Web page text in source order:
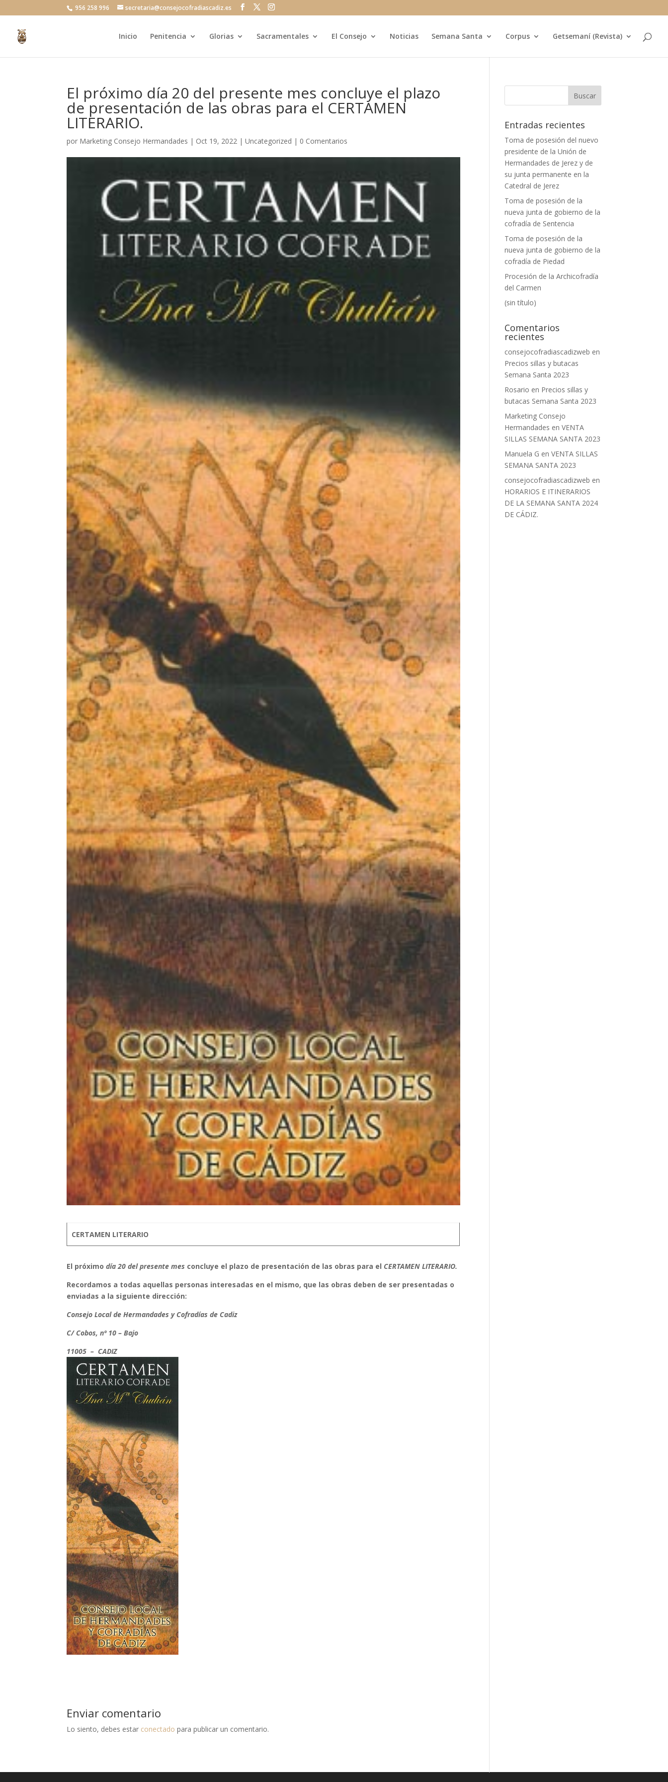
956 258 996 secretaria@consejocofradiascadiz.es
Inicio Penitencia Glorias Sacramentales El Consejo Noticias Semana Santa Corpus Getsemaní (Revista)
El próximo día 20 del presente mes concluye el plazo
de presentación de las obras para el CERTAMEN
LITERARIO.
por Marketing Consejo Hermandades | Oct 19, 2022 |Uncategorized | 0 Comentarios
CERTAMEN LITERARIO
El próximodía 20 del presente mes concluye el plazo de presentación de las obras para el CERTAMEN LITERARIO.
Recordamos a todas aquellas personas interesadas en el mismo, que las obras deben de ser presentadas o
enviadas a la siguiente dirección:
Consejo Local de Hermandades y Cofradías de Cadiz
C/ Cobos, nº 10 – Bajo
11005 – CADIZ
Enviar comentario
Lo siento, debes estar conectado para publicar un comentario.
Entradas recientes
Toma de posesión del nuevo
presidente de la Unión de
Hermandades de Jerez y de
su junta permanente en la
Catedral de Jerez
Toma de posesión de la
nueva junta de gobierno de la
cofradía de Sentencia
Toma de posesión de la
nueva junta de gobierno de la
cofradía de Piedad
Procesión de la Archicofradía
del Carmen
(sin título)
Comentarios
recientes
consejocofradiascadizweb en
Precios sillas y butacas
Semana Santa 2023
Rosario en Precios sillas y
butacas Semana Santa 2023
Marketing Consejo
Hermandades enVENTA
SILLAS SEMANA SANTA 2023
Manuela G enVENTA SILLAS
SEMANA SANTA 2023
consejocofradiascadizweb en
HORARIOS E ITINERARIOS
DE LA SEMANA SANTA 2024
DE CÁDIZ.